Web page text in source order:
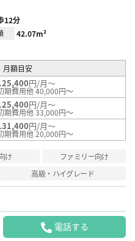
12分
42.07m²
月額目安
円/月～
期費用他 40,000円～
円/月～
期費用他 33,000円～
円/月～
期費用他 20,000円～
け
ファミリー向け
高級・ハイグレード
電話する